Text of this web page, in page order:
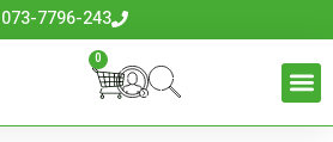
073-7796-243
0